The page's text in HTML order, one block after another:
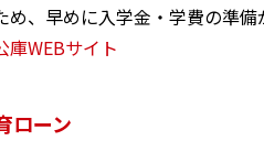
め、早めに入学金・学費の準
庫WEBサイト
ローン